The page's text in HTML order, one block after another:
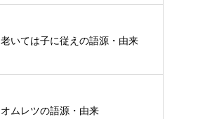
老いては子に従えの語源・由来
オムレツの語源・由来